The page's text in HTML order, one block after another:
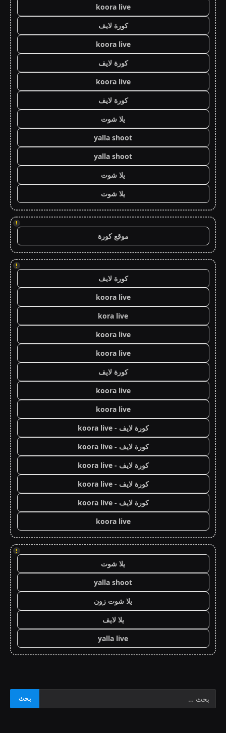
koora live
كورة لايف
koora live
كورة لايف
koora live
كورة لايف
يلا شوت
yalla shoot
yalla shoot
يلا شوت
يلا شوت
!
موقع كورة
!
كورة لايف
koora live
kora live
koora live
koora live
كورة لايف
koora live
koora live
كورة لايف - koora live
كورة لايف - koora live
كورة لايف - koora live
كورة لايف - koora live
كورة لايف - koora live
koora live
!
يلا شوت
yalla shoot
يلا شوت زون
يلا لايف
yalla live